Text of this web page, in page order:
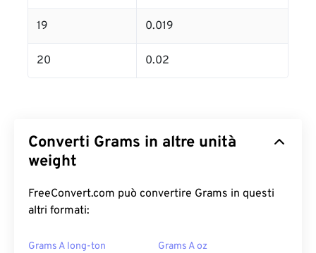
19 0.019
20 0.02
Converti Grams in altre unità
weight
FreeConvert.com può convertire Grams in questi
altri formati:
Grams A long-ton Grams A oz